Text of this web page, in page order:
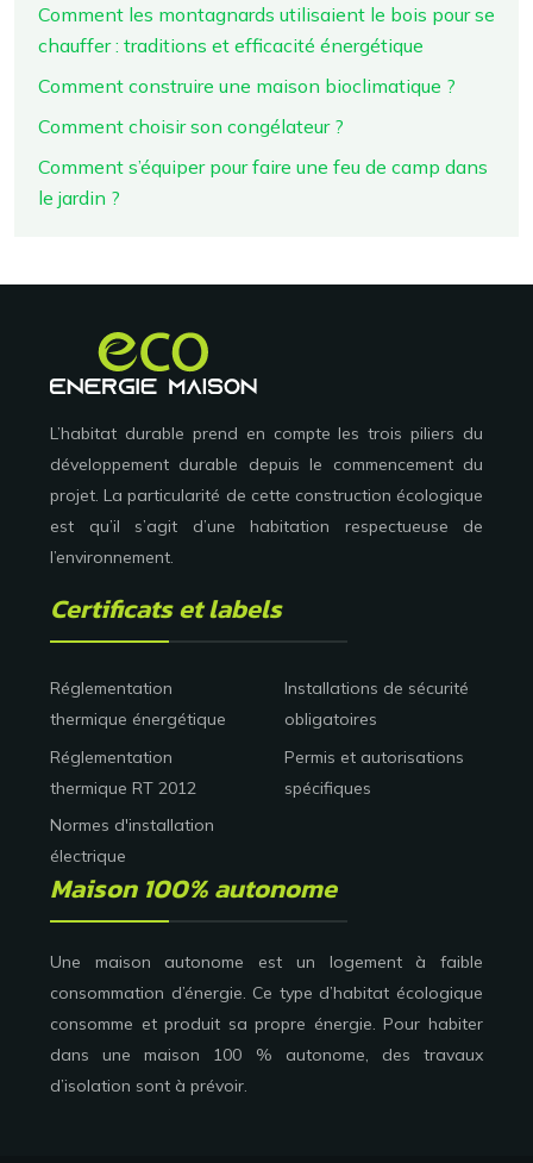
Comment les montagnards utilisaient le bois pour se
chauffer : traditions et efficacité énergétique
Comment construire une maison bioclimatique ?
Comment choisir son congélateur ?
Comment s’équiper pour faire une feu de camp dans
le jardin ?
L’habitat durable prend en compte les trois piliers du
développement durable depuis le commencement du
projet. La particularité de cette construction écologique
est qu’il s’agit d’une habitation respectueuse de
l’environnement.
Certificats et labels
Réglementation
thermique énergétique
Réglementation
thermique RT 2012
Normes d'installation
électrique
Installations de sécurité
obligatoires
Permis et autorisations
spécifiques
Maison 100% autonome
Une maison autonome est un logement à faible
consommation d’énergie. Ce type d’habitat écologique
consomme et produit sa propre énergie. Pour habiter
dans une maison 100 % autonome, des travaux
d’isolation sont à prévoir.